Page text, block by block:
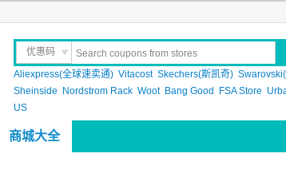
优惠码
晒 单
Aliexpress(全球速卖通) Vitacost Skechers(斯凯奇)
Sheinside
Nordstrom Rack Woot Bang Good FSA Store
US
商城大全